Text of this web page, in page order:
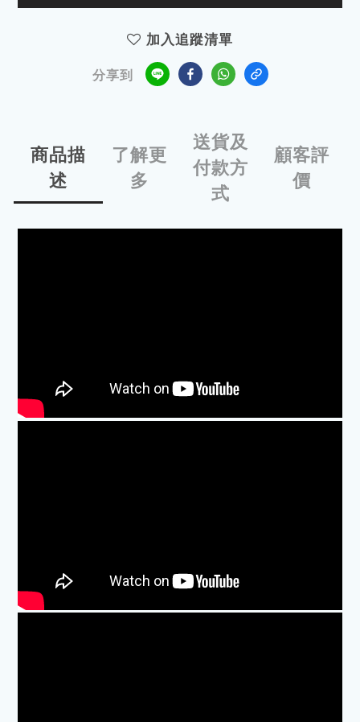
加入追蹤清單
分享到
商品描
述
了解更
多
送貨及
付款方
式
顧客評
價